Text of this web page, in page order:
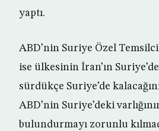
yaptı.
ABD’nin Suriye Özel
ise ülkesinin İran’ın
sürdükçe Suriye’de
ABD’nin Suriye’deki
bulundurmayı zorunlu